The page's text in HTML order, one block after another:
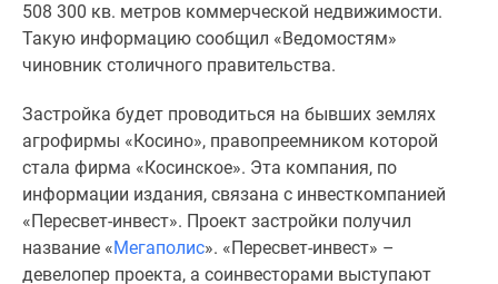
застройщики
Панорамы
новостроек
Видеообзор
новостроек
Экспертиза
новостроек
Экология
Москвы
508 300 кв. метров коммерческой недвижимости.
Такую информацию сообщил «Ведомостям»
чиновник столичного правительства.
Застройка будет проводиться на бывших землях
агрофирмы «Косино», правопреемником которой
стала фирма «Косинское». Эта компания, по
информации издания, связана с инвесткомпанией
«Пересвет-инвест». Проект застройки получил
название «Мегаполис». «Пересвет-инвест» –
девелопер проекта, а соинвесторами выступают